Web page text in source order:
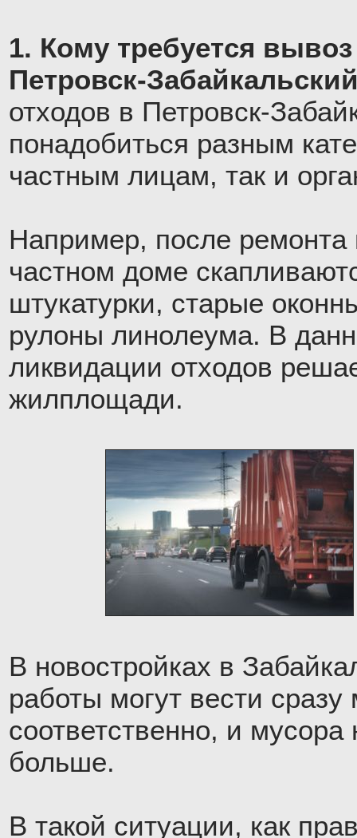
1. Кому требуется
Петровск-
отходов в Петровск-
понадобиться разным
частным лицам, так и
Например, после ремонта
частном доме
штукатурки, старые
рулоны линолеума. В
ликвидации отходов
жилплощади.
В новостройках в
работы могут вести сразу
соответственно, и мусора
больше.
В такой ситуации, как